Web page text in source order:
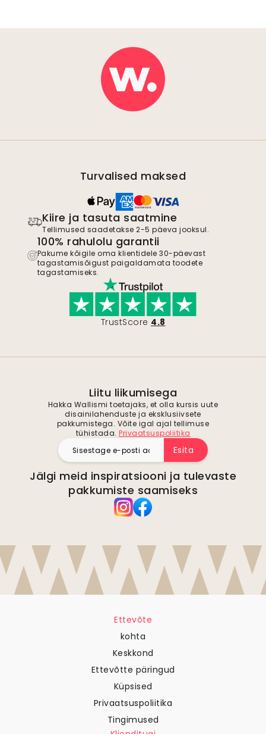
Turvalised maksed
Kiire ja tasuta saatmine
Tellimused saadetakse 2-5 päeva jooksul.
100% rahulolu garantii
Pakume kõigile oma klientidele 30-päevast
tagastamisõigust paigaldamata toodete
tagastamiseks.
TrustScore 4.8
Liitu liikumisega
Hakka Wallismi toetajaks, et olla kursis uute
disainilahenduste ja eksklusiivsete
pakkumistega. Võite igal ajal tellimuse
tühistada. Privaatsuspoliitika
Esita
Jälgi meid inspiratsiooni ja tulevaste
pakkumiste saamiseks
Ettevõte
kohta
Keskkond
Ettevõtte päringud
Küpsised
Privaatsuspoliitika
Tingimused
Klienditugi